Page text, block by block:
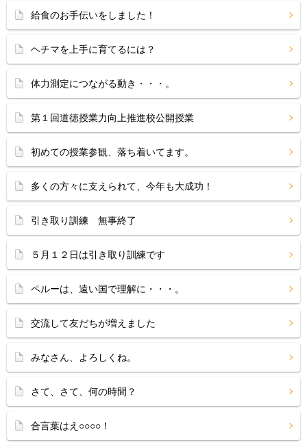
給食のお手伝いをしました！
ヘチマを上手に育てるには？
体力測定につながる動き・・・。
第１回道徳授業力向上推進校公開授業
初めての授業参観、落ち着いてます。
多くの方々に支えられて、今年も大成功！
引き取り訓練 無事終了
５月１２日は引き取り訓練です
ペルーは、遠い国で理解に・・・。
交流して友だちが増えました
みなさん、よろしくね。
さて、さて、何の時間？
合言葉はえ○○○○！